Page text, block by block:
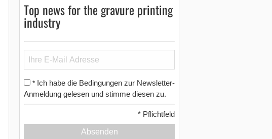
Top news for the gravure printing
industry
* Ich habe die Bedingungen zur Newsletter-
Anmeldung gelesen und stimme diesen zu.
* Pflichtfeld
Absenden